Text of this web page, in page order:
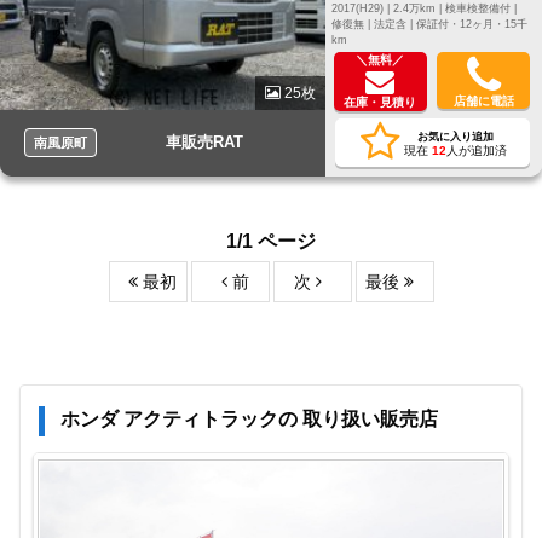
25枚
南風原町 車販売RAT
2017(H29) |
2.4万km |
検車検整備付 |
修復無 | 法定含 | 保証付・12ヶ月・15千
km
＼無料／
在庫・見積り 店舗に電話
お気に入り追加
現在 12 人が追加済
1/1 ページ
最初 前 次 最後
ホンダ アクティトラックの 取り扱い販売店